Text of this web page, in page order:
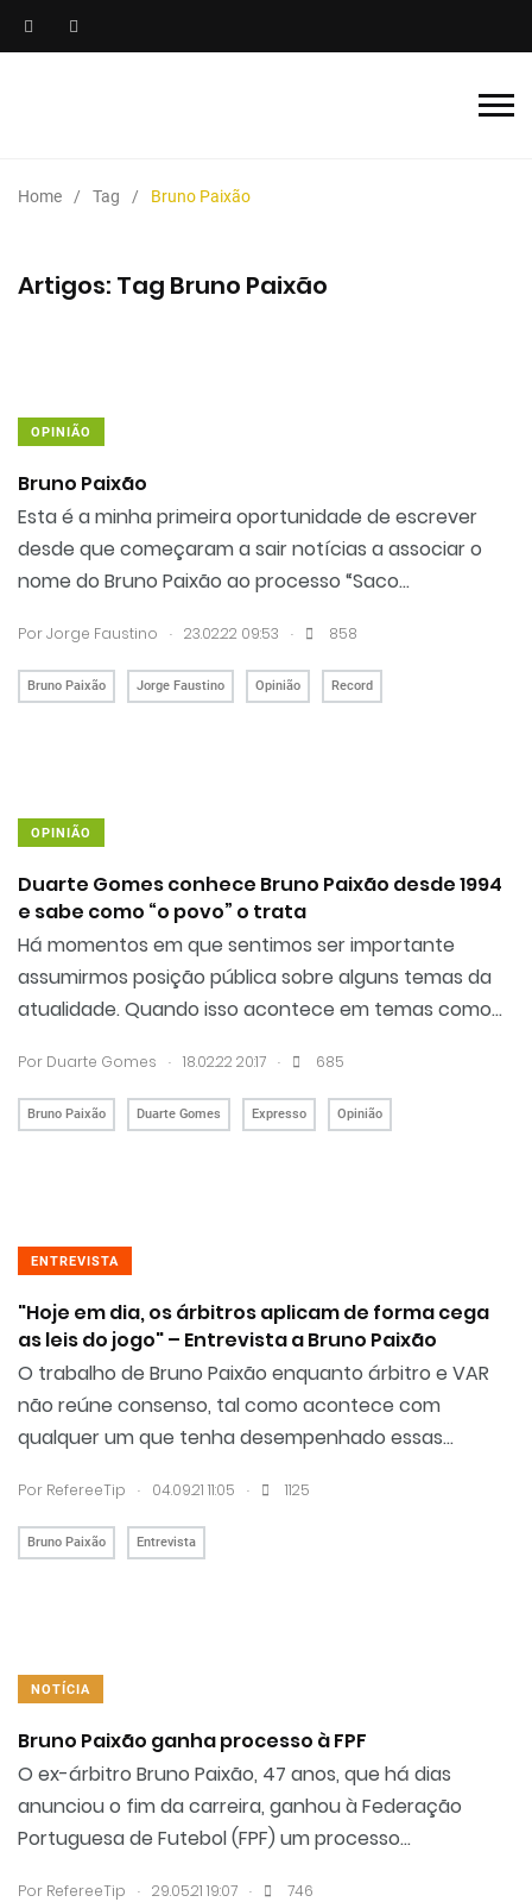
Home Tag Bruno Paixão
Artigos: Tag Bruno Paixão
OPINIÃO
Bruno Paixão
Esta é a minha primeira oportunidade de escrever
desde que começaram a sair notícias a associar o
nome do Bruno Paixão ao processo “Saco...
PorJorge Faustino . 23.02.22 09:53 . 858
Bruno Paixão Jorge Faustino Opinião Record
OPINIÃO
Duarte Gomes conhece Bruno Paixão desde 1994
e sabe como “o povo” o trata
Há momentos em que sentimos ser importante
assumirmos posição pública sobre alguns temas da
atualidade. Quando isso acontece em temas como...
Por Duarte Gomes . 18.02.22 20:17 . 685
Bruno Paixão Duarte Gomes Expresso Opinião
ENTREVISTA
"Hoje em dia, os árbitros aplicam de forma cega
as leis do jogo" – Entrevista a Bruno Paixão
O trabalho de Bruno Paixão enquanto árbitro e VAR
não reúne consenso, tal como acontece com
qualquer um que tenha desempenhado essas...
Por RefereeTip . 04.09.21 11:05 . 1125
Bruno Paixão Entrevista
NOTÍCIA
Bruno Paixão ganha processo à FPF
O ex-árbitro Bruno Paixão, 47 anos, que há dias
anunciou o fim da carreira, ganhou à Federação
Portuguesa de Futebol (FPF) um processo...
Por RefereeTip . 29.05.21 19:07 . 746